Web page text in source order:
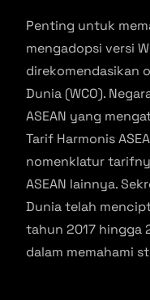
Penting untuk
mengadopsi versi
direkomendasikan
Dunia (WCO).
ASEAN yang
Tarif Harmonis
nomenklatur
ASEAN lainnya​​.
Dunia telah
tahun 2017 hingga
dalam memahami